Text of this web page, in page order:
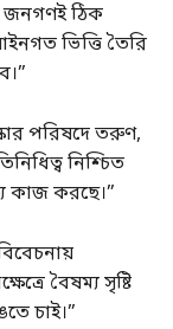
জনগণই ঠিক
ভিত্তি তৈরি
পরিষদে তরুণ,
নিশ্চিত
কাজ করছে।”
বৈষম্য সৃষ্টি
চাই।”